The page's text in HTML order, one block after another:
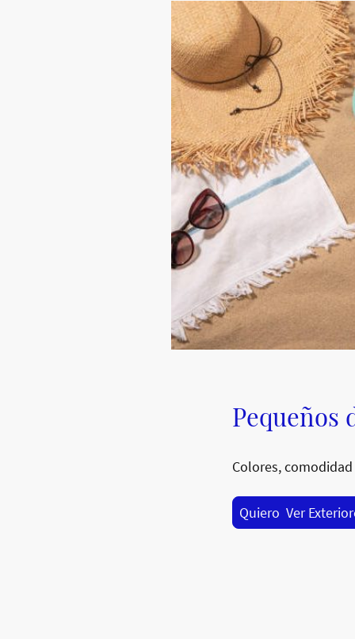
Pequeños
Colores,
Quiero Ver